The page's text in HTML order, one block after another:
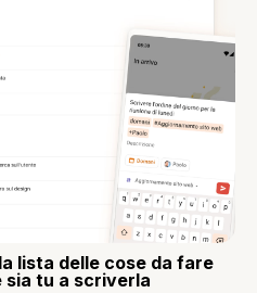
lista delle cose da fare
tu a scriverla